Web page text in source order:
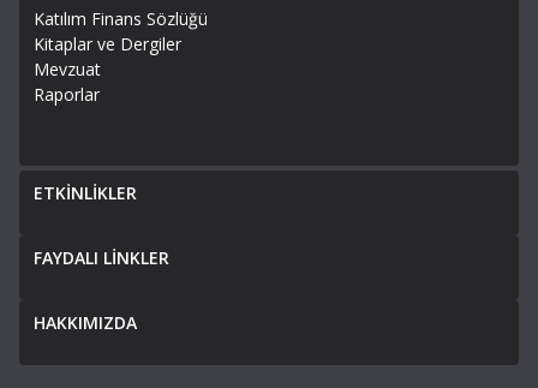
Katılım Finans Sözlüğü
Kitaplar ve Dergiler
Mevzuat
Raporlar
ETKİNLİKLER
FAYDALI LİNKLER
HAKKIMIZDA